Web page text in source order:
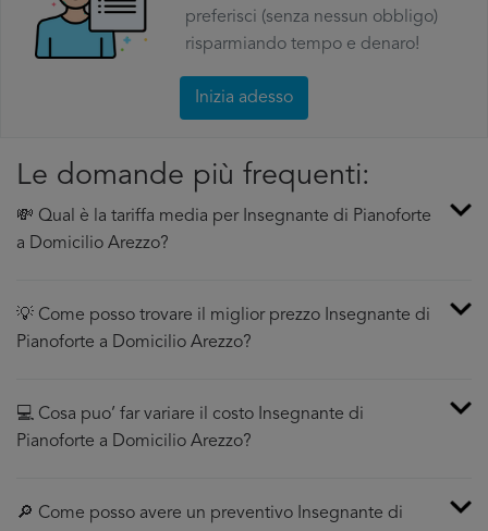
preferisci (senza nessun obbligo)
risparmiando tempo e denaro!
Inizia adesso
Le domande più frequenti:
💸 Qual è la tariffa media per Insegnante di Pianoforte
a Domicilio Arezzo?
💡 Come posso trovare il miglior prezzo Insegnante di
Pianoforte a Domicilio Arezzo?
💻 Cosa puo’ far variare il costo Insegnante di
Pianoforte a Domicilio Arezzo?
🔎 Come posso avere un preventivo Insegnante di